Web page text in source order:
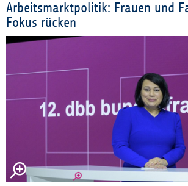
Arbeitsmarktpolitik: Frauen und
Fokus rücken